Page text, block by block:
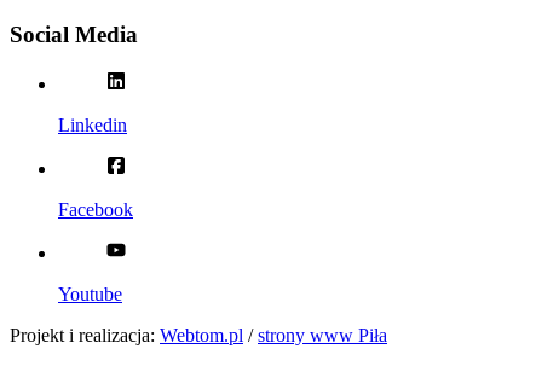
Social Media
Linkedin
Facebook
Youtube
Projekt i realizacja: Webtom.pl / strony www Piła